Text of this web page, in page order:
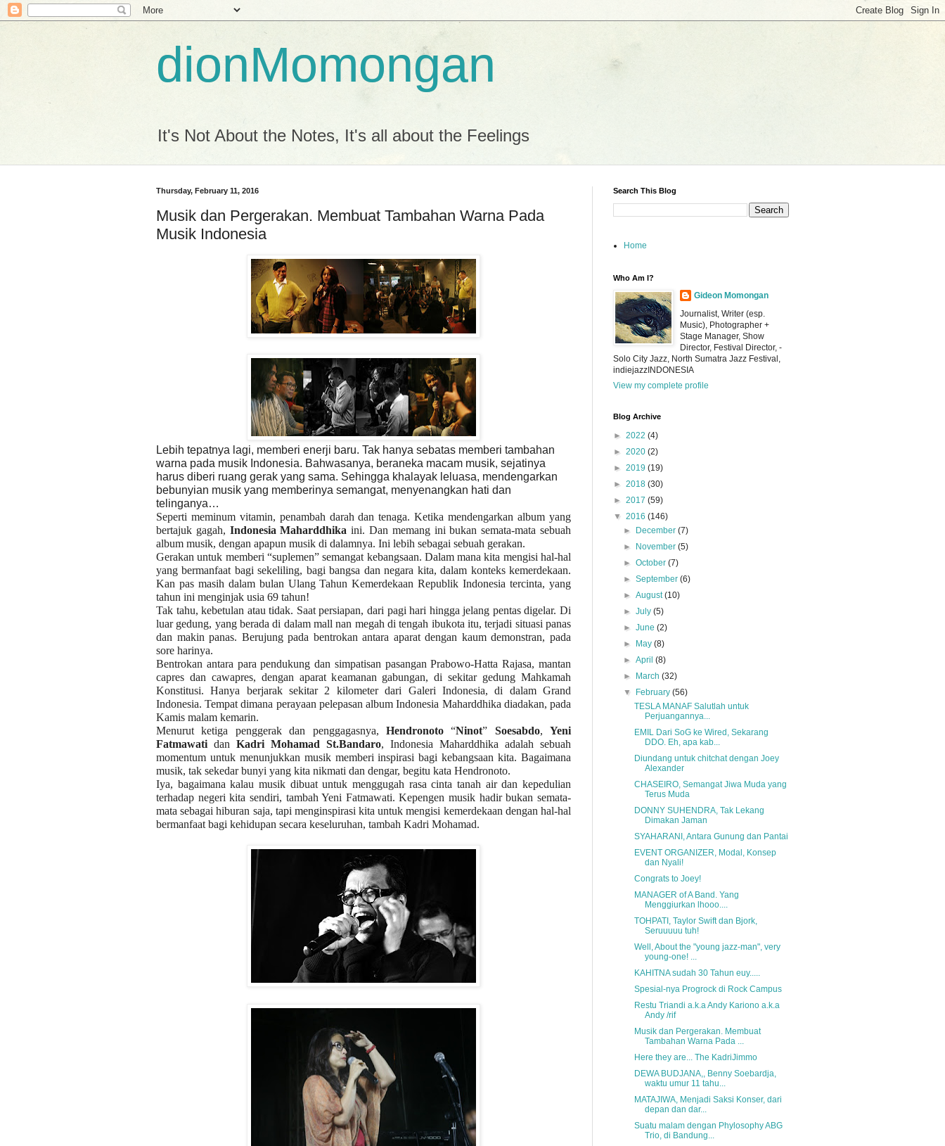
dionMomongan
It's Not About the Notes, It's all about the Feelings
Thursday, February 11, 2016
Musik dan Pergerakan. Membuat Tambahan Warna Pada
Musik Indonesia
Lebih tepatnya lagi, memberi enerji baru. Tak hanya sebatas memberi tambahan
warna pada musik Indonesia. Bahwasanya, beraneka macam musik, sejatinya
harus diberi ruang gerak yang sama. Sehingga khalayak leluasa, mendengarkan
bebunyian musik yang memberinya semangat, menyenangkan hati dan
telinganya…
Seperti meminum vitamin, penambah darah dan tenaga. Ketika mendengarkan album yang
bertajuk gagah, Indonesia Maharddhika ini. Dan memang ini bukan semata-mata sebuah
album musik, dengan apapun musik di dalamnya. Ini lebih sebagai sebuah gerakan.
Gerakan untuk memberi “suplemen” semangat kebangsaan. Dalam mana kita mengisi hal-hal
yang bermanfaat bagi sekeliling, bagi bangsa dan negara kita, dalam konteks kemerdekaan.
Kan pas masih dalam bulan Ulang Tahun Kemerdekaan Republik Indonesia tercinta, yang
tahun ini menginjak usia 69 tahun!
Tak tahu, kebetulan atau tidak. Saat persiapan, dari pagi hari hingga jelang pentas digelar. Di
luar gedung, yang berada di dalam mall nan megah di tengah ibukota itu, terjadi situasi panas
dan makin panas. Berujung pada bentrokan antara aparat dengan kaum demonstran, pada
sore harinya.
Bentrokan antara para pendukung dan simpatisan pasangan Prabowo-Hatta Rajasa, mantan
capres dan cawapres, dengan aparat keamanan gabungan, di sekitar gedung Mahkamah
Konstitusi. Hanya berjarak sekitar 2 kilometer dari Galeri Indonesia, di dalam Grand
Indonesia. Tempat dimana perayaan pelepasan album Indonesia Maharddhika diadakan, pada
Kamis malam kemarin.
Menurut ketiga penggerak dan penggagasnya, Hendronoto“Ninot” Soesabdo, Yeni
Fatmawati dan Kadri Mohamad St.Bandaro, Indonesia Maharddhika adalah sebuah
momentum untuk menunjukkan musik memberi inspirasi bagi kebangsaan kita. Bagaimana
musik, tak sekedar bunyi yang kita nikmati dan dengar, begitu kata Hendronoto.
Iya, bagaimana kalau musik dibuat untuk menggugah rasa cinta tanah air dan kepedulian
terhadap negeri kita sendiri, tambah Yeni Fatmawati. Kepengen musik hadir bukan semata-
mata sebagai hiburan saja, tapi menginspirasi kita untuk mengisi kemerdekaan dengan hal-hal
bermanfaat bagi kehidupan secara keseluruhan, tambah Kadri Mohamad.
Search This Blog
Home
Who Am I?
Gideon Momongan
Journalist, Writer (esp.
Music), Photographer +
Stage Manager, Show
Director, Festival Director, -
Solo City Jazz, North Sumatra Jazz Festival,
indiejazzINDONESIA
View my complete profile
Blog Archive
► 2022 (4)
► 2020 (2)
► 2019 (19)
► 2018 (30)
► 2017 (59)
▼ 2016 (146)
►
December(7)
►
November(5)
►October(7)
►September(6)
►August(10)
►July(5)
►June(2)
►
May(8)
►April(8)
►
March(32)
▼
February(56)
TESLA MANAF Salutlah untuk
Perjuangannya...
EMIL Dari SoG ke Wired, Sekarang
DDO. Eh, apa kab...
Diundang untuk chitchat dengan Joey
Alexander
CHASEIRO, Semangat Jiwa Muda yang
Terus Muda
DONNY SUHENDRA, Tak Lekang
Dimakan Jaman
SYAHARANI, Antara Gunung dan Pantai
EVENT ORGANIZER, Modal, Konsep
dan Nyali!
Congrats to Joey!
MANAGER of A Band. Yang
Menggiurkan lhooo....
TOHPATI, Taylor Swift dan Bjork,
Seruuuuu tuh!
Well, About the "young jazz-man", very
young-one! ...
KAHITNA sudah 30 Tahun euy.....
Spesial-nya Progrock di Rock Campus
Restu Triandi a.k.a Andy Kariono a.k.a
Andy /rif
Musik dan Pergerakan. Membuat
Tambahan Warna Pada ...
Here they are... The KadriJimmo
DEWA BUDJANA,, Benny Soebardja,
waktu umur 11 tahu...
MATAJIWA, Menjadi Saksi Konser, dari
depan dan dar...
Suatu malam dengan Phylosophy ABG
Trio, di Bandung...